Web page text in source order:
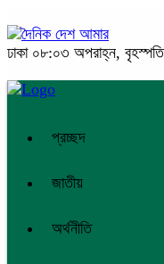
ঢাকা ০৮:০৩ অপরাহ্ন,
প্রচ্ছদ
জাতীয়
অর্থনীতি